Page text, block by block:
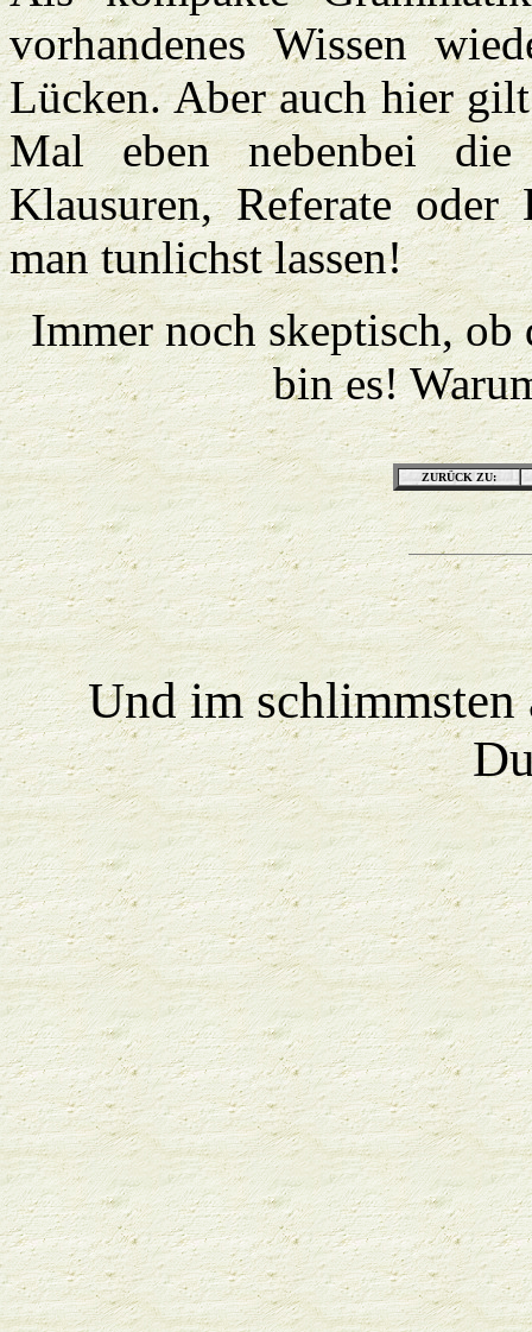
vorhandenes Wissen
Lücken. Aber auch hier
Mal eben nebenbei die
Klausuren, Referate oder
man tunlichst lassen!
Immer noch skeptisch,
bin es!
ZURÜCK ZU:
Und im schlimmsten